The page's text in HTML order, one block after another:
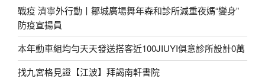
戰疫 濟寧外行動丨鄒城廣場舞年森和診所減重夜媽“變身”
防疫宣揚員
本年動車組均勻天天發送搭客近100JIUYI俱意診所設計0萬
找九宮格見證【江波】拜謁南軒書院